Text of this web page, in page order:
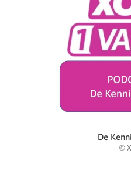
De
©